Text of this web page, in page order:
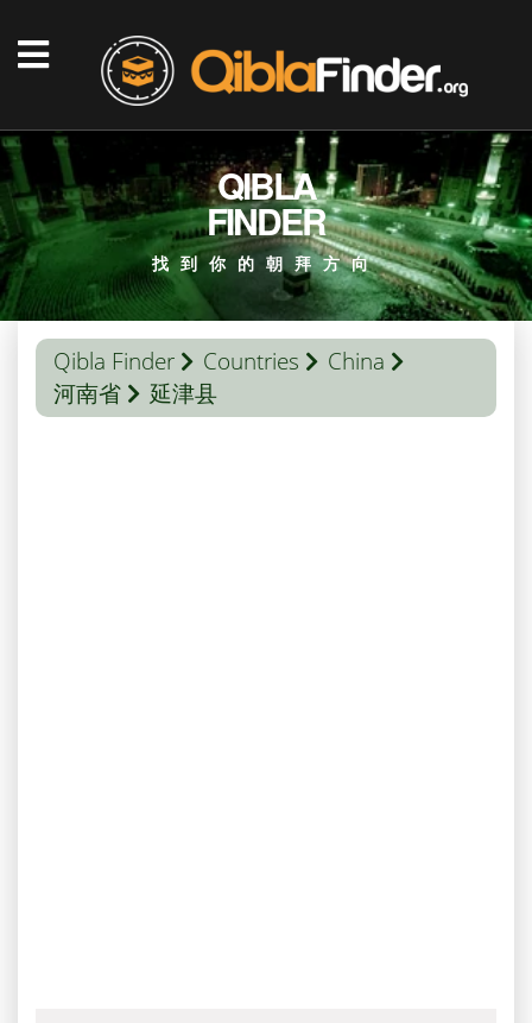
QIBLA
FINDER
找到你的朝拜方向
Qibla Finder Countries
China
河南省
延津县